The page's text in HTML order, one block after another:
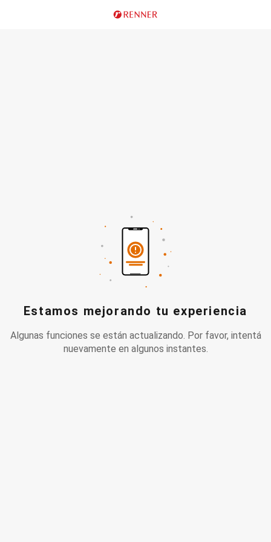
Estamos mejorando tu experiencia
Algunas funciones se están actualizando. Por favor, intentá
nuevamente en algunos instantes.